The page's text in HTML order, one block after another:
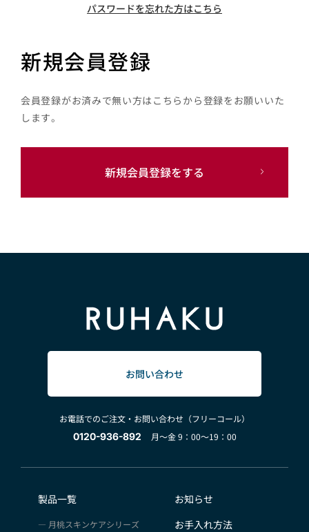
パスワードを忘れた方はこちら
新規会員登録
会員登録がお済みで無い方はこちらから登録をお願いいた
します。
新規会員登録をする
お問い合わせ
お電話でのご注文・お問い合わせ（フリーコール）
0120-936-892
月～金 9：00～19：00
製品一覧
月桃スキンケアシリーズ
お知らせ
お手入れ方法